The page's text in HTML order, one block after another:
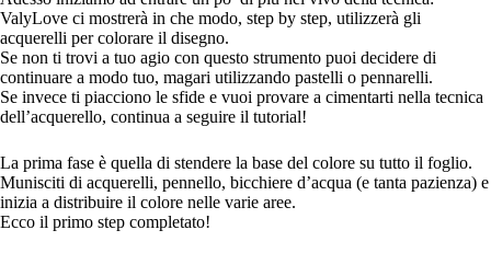
ValyLove ci mostrerà in che modo, step by step, utilizzerà gli
acquerelli per colorare il disegno.
Se non ti trovi a tuo agio con questo strumento puoi decidere di
continuare a modo tuo, magari utilizzando pastelli o pennarelli.
Se invece ti piacciono le sfide e vuoi provare a cimentarti nella tecnica
dell’acquerello, continua a seguire il tutorial!
La prima fase è quella di stendere la base del colore su tutto il foglio.
Munisciti di acquerelli, pennello, bicchiere d’acqua (e tanta pazienza) e
inizia a distribuire il colore nelle varie aree.
Ecco il primo step completato!